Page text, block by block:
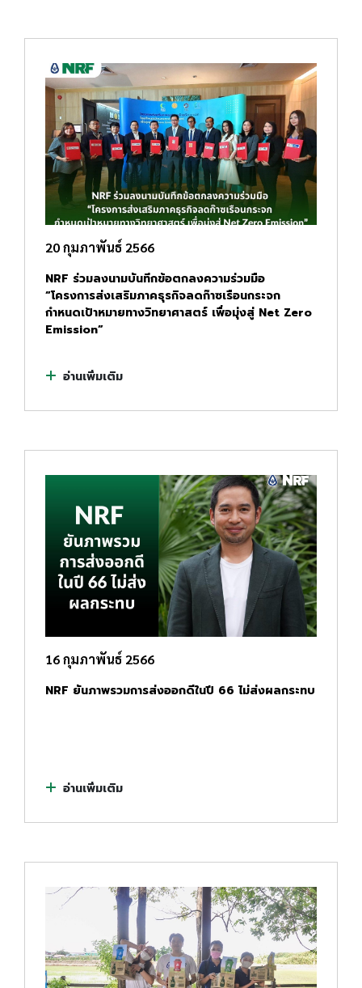
20 กุมภาพันธ์ 2566
NRF ร่วมลงนามบันทึกข้อตกลงความร่วมมือ
“โครงการส่งเสริมภาคธุรกิจลดก๊าซเรือนกระจก
กำหนดเป้าหมายทางวิทยาศาสตร์ เพื่อมุ่งสู่ Net Zero
Emission”
อ่านเพิ่มเติม
16 กุมภาพันธ์ 2566
NRF ยันภาพรวมการส่งออกดีในปี 66 ไม่ส่งผลกระทบ
อ่านเพิ่มเติม